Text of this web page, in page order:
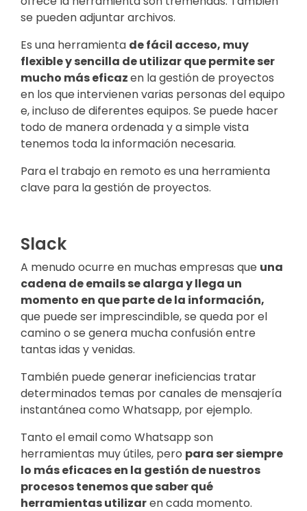
se pueden adjuntar archivos.
Es una herramienta de fácil acceso, muy
flexible y sencilla de utilizar que permite ser
mucho más eficazen la gestión de proyectos
en los que intervienen varias personas del equipo
e, incluso de diferentes equipos. Se puede hacer
todo de manera ordenada y a simple vista
tenemos toda la información necesaria.
Para el trabajo en remoto es una herramienta
clave para la gestión de proyectos.
Slack
A menudo ocurre en muchas empresas que una
cadena de emails se alarga y llega un
momento en que parte de la información,
que puede ser imprescindible, se queda por el
camino o se genera mucha confusión entre
tantas idas y venidas.
También puede generar ineficiencias tratar
determinados temas por canales de mensajería
instantánea como Whatsapp, por ejemplo.
Tanto el email como Whatsapp son
herramientas muy útiles, pero para ser siempre
lo más eficaces en la gestión de nuestros
procesos tenemos que saber qué
herramientas utilizaren cada momento.